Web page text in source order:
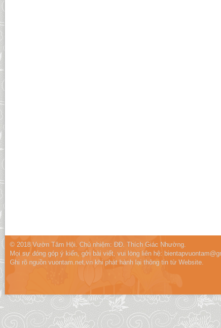
© 2018 Vườn Tâm Hội. Chủ nhiệm: ĐĐ. Thích Giác Nhường.
Mọi sự đóng góp ý kiến, gởi bài viết, vui lòng liên hệ:
Ghi rõ nguồn vuontam.net.vn khi phát hành lại thông tin từ Website.